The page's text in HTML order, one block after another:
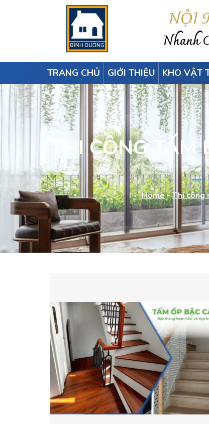
NỘI
Nhanh
TRANG CHỦ GIỚI THIỆU KHO VẬT
THI CÔNG
Home-Thi công